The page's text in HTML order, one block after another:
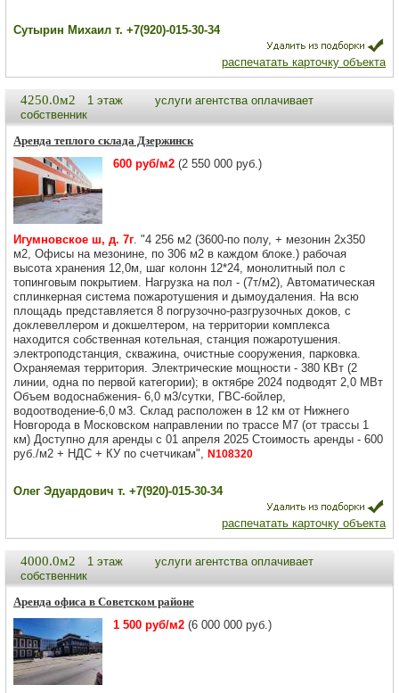
Сутырин Михаил т. +7(920)-015-30-34
распечатать карточку объекта
4250.0м2 1 этаж
услуги агентства оплачивает
собственник
Аренда теплого склада Дзержинск
600 руб/м2 (2 550 000 руб.)
Игумновское ш, д. 7г. "4 256 м2 (3600-по полу, + мезонин 2х350
м2, Офисы на мезонине, по 306 м2 в каждом блоке.) рабочая
высота хранения 12,0м, шаг колонн 12*24, монолитный пол с
топинговым покрытием. Нагрузка на пол - (7т/м2), Автоматическая
сплинкерная система пожаротушения и дымоудаления. На всю
площадь представляется 8 погрузочно-разгрузочных доков, с
доклевеллером и докшелтером, на территории комплекса
находится собственная котельная, станция пожаротушения.
электроподстанция, скважина, очистные сооружения, парковка.
Охраняемая территория. Электрические мощности - 380 КВт (2
линии, одна по первой категории); в октябре 2024 подводят 2,0 МВт
Объем водоснабжения- 6,0 м3/сутки, ГВС-бойлер,
водоотводение-6,0 м3. Склад расположен в 12 км от Нижнего
Новгорода в Московском направлении по трассе М7 (от трассы 1
км) Доступно для аренды с 01 апреля 2025 Стоимость аренды - 600
руб./м2 + НДС + КУ по счетчикам", N108320
Олег Эдуардович т. +7(920)-015-30-34
распечатать карточку объекта
4000.0м2 1 этаж
услуги агентства оплачивает
собственник
Аренда офиса в Советском районе
1 500 руб/м2 (6 000 000 руб.)